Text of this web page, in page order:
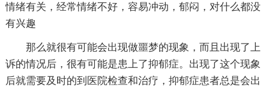
情绪有关，经常情绪不好，容易冲动，郁闷，对什么都没
有兴趣
那么就很有可能会出现做噩梦的现象，而且出现了上
诉的情况后，很有可能是患上了抑郁症。出现了这个现象
后就需要及时的到医院检查和治疗，抑郁症患者总是会出